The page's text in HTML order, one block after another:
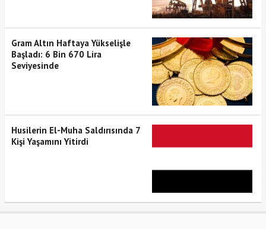
Gram Altın Haftaya Yükselişle
Başladı: 6 Bin 670 Lira
Seviyesinde
Husilerin El-Muha Saldırısında 7
Kişi Yaşamını Yitirdi